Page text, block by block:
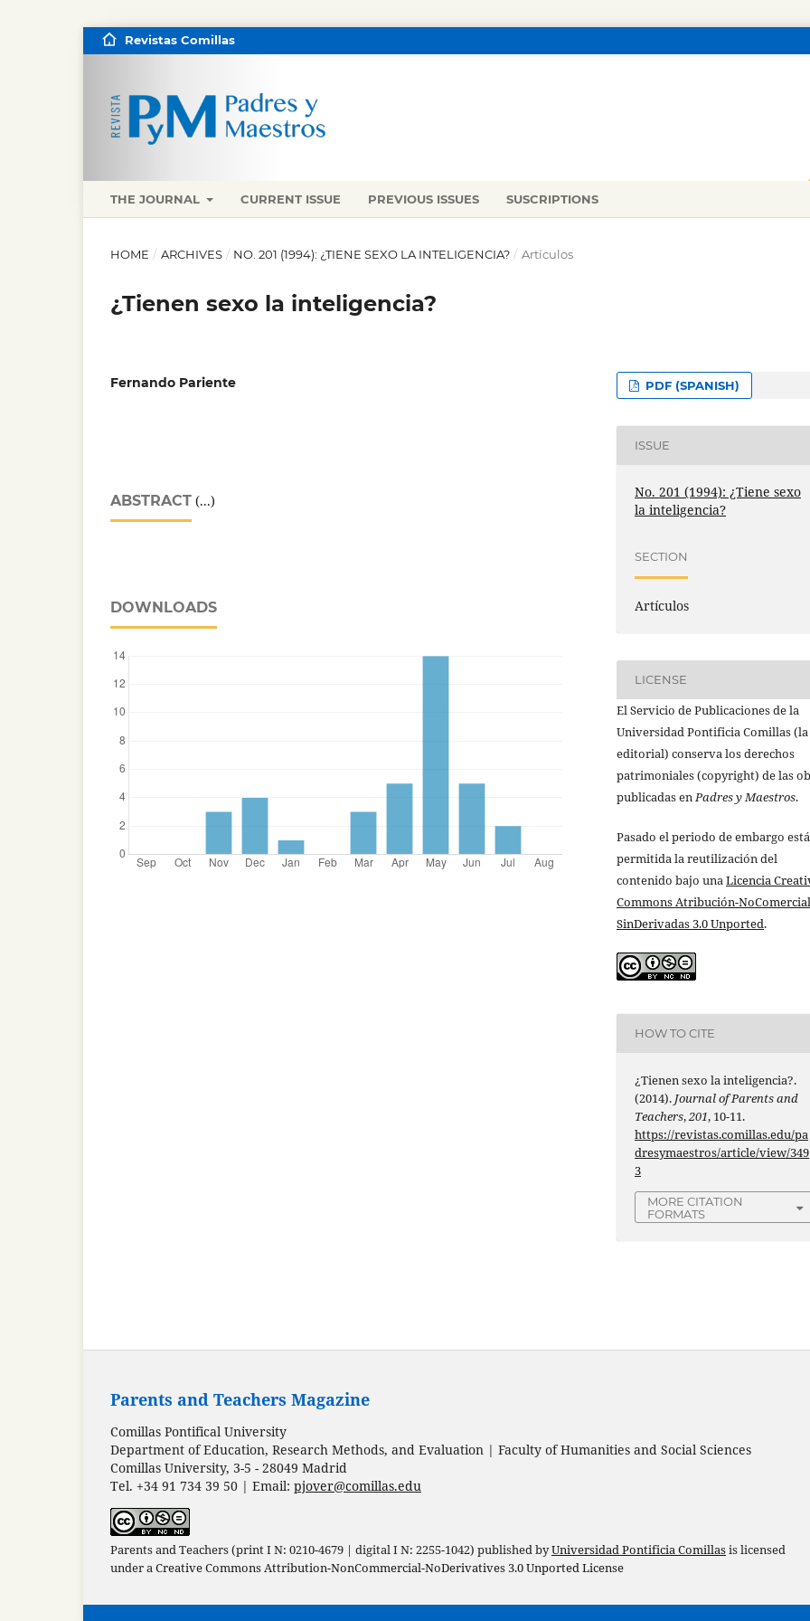
THE JOURNAL CURRENT ISSUE PREVIOUS ISSUES SUSCRIPTIONS
Revistas Comillas
HOME / ARCHIVES / NO. 201 (1994): ¿TIENE SEXO LA INTELIGENCIA? / Artículos
¿Tienen sexo la inteligencia?
Fernando Pariente
ABSTRACT (...)
DOWNLOADS
PDF (SPANISH)
ISSUE
No. 201 (1994): ¿Tiene sexo
la inteligencia?
SECTION
Artículos
LICENSE
El Servicio de Publicaciones de la
Universidad Pontificia Comillas (la
editorial) conserva los derechos
patrimoniales (copyright) de las
publicadas enPadres y Maestros.
Pasado el periodo de embargo está
permitida la reutilización del
contenido bajo unaLicencia
Commons Atribución-
SinDerivadas 3.0 Unported.
HOW TO CITE
¿Tienen sexo la inteligencia?.
(2014). Journal of Parents and
Teachers,201, 10-11.
https://revistas.comillas.edu/pa
dresymaestros/article/view/349
3
MORE CITATION
FORMATS
Parents and Teachers Magazine
Comillas Pontifical University
Department of Education, Research Methods, and Evaluation | Faculty of Humanities and Social Sciences
Comillas University, 3-5 - 28049 Madrid
Tel. +34 91 734 39 50 | Email: pjover@comillas.edu
Parents and Teachers (print I N: 0210-4679 | digital I N: 2255-1042) published byUniversidad Pontificia Comillasis licensed
under aCreative Commons Attribution-NonCommercial-NoDerivatives 3.0 Unported License